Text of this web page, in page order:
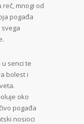
reč, mnogi od
pogađa
senci te
bolest i
oko
pogađa
nosioci